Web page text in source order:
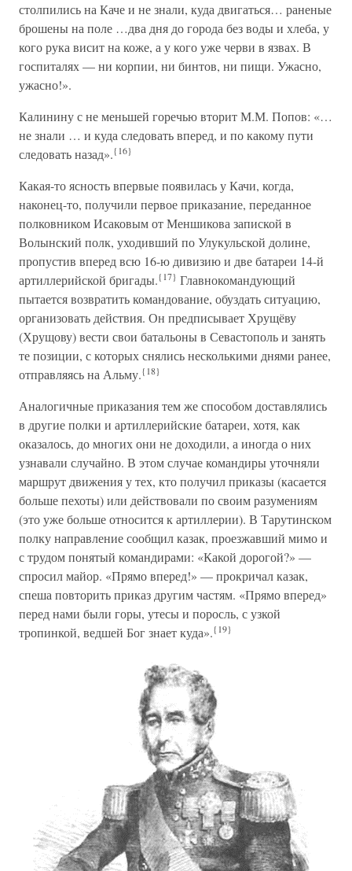
столпились на Каче и не знали, куда двигаться… раненые
брошены на поле …два дня до города без воды и хлеба, у
кого рука висит на коже, а у кого уже черви в язвах. В
госпиталях — ни корпии, ни бинтов, ни пищи. Ужасно,
ужасно!».
Калинину с не меньшей горечью вторит М.М. Попов: «…
не знали … и куда следовать вперед, и по какому пути
следовать назад».{16}
Какая-то ясность впервые появилась у Качи, когда,
наконец-то, получили первое приказание, переданное
полковником Исаковым от Меншикова запиской в
Волынский полк, уходивший по Улукульской долине,
пропустив вперед всю 16-ю дивизию и две батареи 14-й
артиллерийской бригады.{17} Главнокомандующий
пытается возвратить командование, обуздать ситуацию,
организовать действия. Он предписывает Хрущёву
(Хрущову) вести свои батальоны в Севастополь и занять
те позиции, с которых снялись несколькими днями ранее,
отправляясь на Альму.{18}
Аналогичные приказания тем же способом доставлялись
в другие полки и артиллерийские батареи, хотя, как
оказалось, до многих они не доходили, а иногда о них
узнавали случайно. В этом случае командиры уточняли
маршрут движения у тех, кто получил приказы (касается
больше пехоты) или действовали по своим разумениям
(это уже больше относится к артиллерии). В Тарутинском
полку направление сообщил казак, проезжавший мимо и
с трудом понятый командирами: «Какой дорогой?» —
спросил майор. «Прямо вперед!» — прокричал казак,
спеша повторить приказ другим частям. «Прямо вперед»
перед нами были горы, утесы и поросль, с узкой
тропинкой, ведшей Бог знает куда».{19}